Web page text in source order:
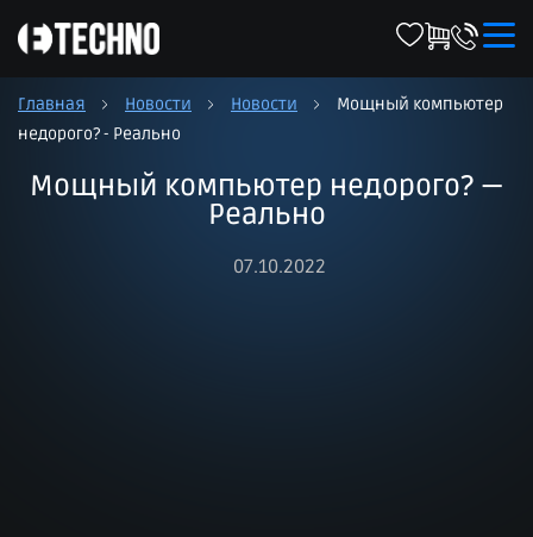
Главная Новости Новости
Мощный компьютер
недорого? - Реально
Мощный компьютер недорого? —
Реально
07.10.2022